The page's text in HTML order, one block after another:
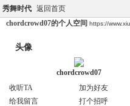
秀舞时代 返回首页
chordcrowd07的个人空间 https://
头像
chordcrowd07
收听TA
加为好友
给我留言
打个招呼